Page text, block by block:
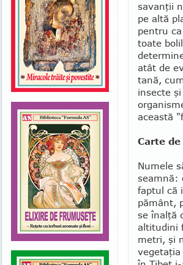
savanţii
pe altă
pentru
toate
atât de
tană,
insecte
această
Carte
Numele
seamnă:
faptul că
pământ,
se înal­ţă
alti­tudini
metri, şi